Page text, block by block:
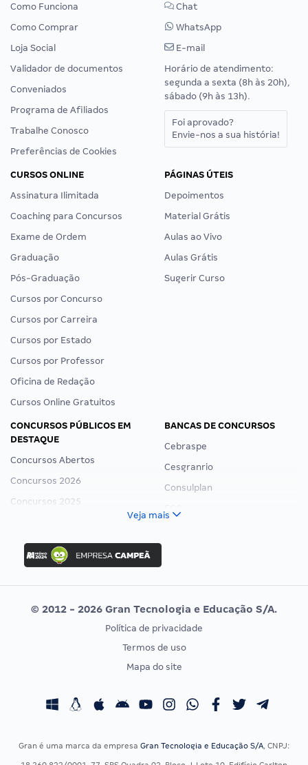
Como Funciona
Como Comprar
Loja Social
Validador de documentos
Conveniados
Programa de Afiliados
Trabalhe Conosco
Preferências de Cookies
Chat
WhatsApp
E-mail
Horário de atendimento:
segunda a sexta (8h às 20h),
sábado (9h às 13h).
Foi aprovado?
Envie-nos a sua história!
CURSOS ONLINE
Assinatura Ilimitada
Coaching para Concursos
Exame de Ordem
Graduação
Pós-Graduação
Cursos por Concurso
Cursos por Carreira
Cursos por Estado
Cursos por Professor
Oficina de Redação
Cursos Online Gratuitos
PÁGINAS ÚTEIS
Depoimentos
Material Grátis
Aulas ao Vivo
Aulas Grátis
Sugerir Curso
CONCURSOS PÚBLICOS EM
DESTAQUE
Concursos Abertos
Concursos 2026
Concursos 2025
Concurso Nacional Unificado
Concurso Ibama
Concurso MPU
Editais publicados
BANCAS DE CONCURSOS
Cebraspe
Cesgranrio
Consulplan
Vunesp
CONCURSOS POR PROFISSÃO
Concursos Fiscais
EXAME DE ORDEM
Calendário OAB
Veja mais
© 2012 - 2026 Gran Tecnologia e Educação S/A.
Política de privacidade
Termos de uso
Mapa do site
Gran é uma marca da empresa Gran Tecnologia e Educação S/A, CNPJ: